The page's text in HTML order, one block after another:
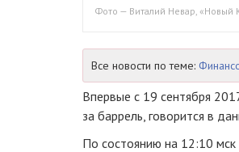
Фото — Виталий Невар, «Новый
Все новости по теме:
Впервые с 19 сентября
за баррель, говорится в
По состоянию на 12:10 мск